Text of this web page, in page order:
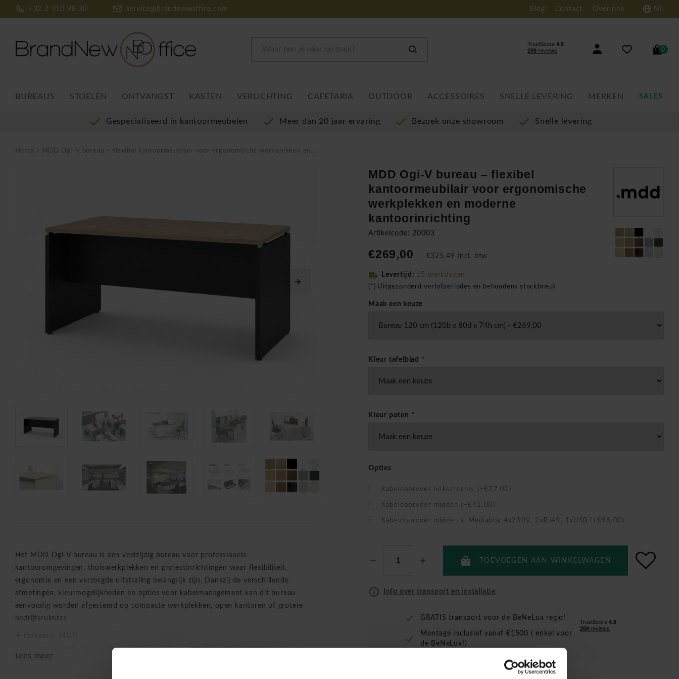
+32 2 310 98 30 service@brandnewoffice.com Blog Contact Over ons NL
0
BUREAUS STOELEN ONTVANGST KASTEN VERLICHTING CAFETARIA OUTDOOR ACCESSOIRES SNELLE LEVERING MERKEN SALES
Gespecialiseerd in kantoormeubelen Meer dan 20 jaar ervaring Bezoek onze showroom Snelle levering
Home MDD Ogi-V bureau – flexibel kantoormeubilair voor ergonomische werkplekken en moderne kantoorinrichting
Het MDD Ogi-V bureau is een veelzijdig bureau voor professionele
kantooromgevingen, thuiswerkplekken en projectinrichtingen waar flexibiliteit,
ergonomie en een verzorgde uitstraling belangrijk zijn. Dankzij de verschillende
afmetingen, kleurmogelijkheden en opties voor kabelmanagement kan dit bureau
eenvoudig worden afgestemd op compacte werkplekken, open kantoren of grotere
bedrijfsruimtes.
✦ Materiaal: melamine spaanplaat E1 van 25 mm met PVC-rand, gepoedercoat staal
en acryl
Lees meer
MDD Ogi-V bureau – flexibel
kantoormeubilair voor ergonomische
werkplekken en moderne
kantoorinrichting
Artikelcode: 20003
€269,00 €325,49 Incl. btw
Levertijd: 15 werkdagen
(*) Uitgezonderd verlofperiodes en behoudens stockbreuk
Maak een keuze
Kleur tafelblad *
Kleur poten *
Opties
Kabeldoorvoer links/rechts (+€27,00)
Kabeldoorvoer midden (+€41,00)
Kabeldoorvoer midden + Mediabox 4x230V, 2xRJ45, 1xUSB (+€98,00)
TOEVOEGEN AAN WINKELWAGEN
Info over transport en installatie
GRATIS transport voor de BeNeLux regio!
Montage inclusief vanaf €1500 ( enkel voor
de BeNeLux!)